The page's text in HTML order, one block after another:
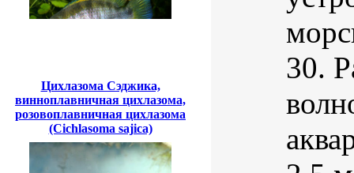
Цихлазома Сэджика,
винноплавничная цихлазома,
розовоплавничная цихлазома
(Cichlasoma sajica)
30.